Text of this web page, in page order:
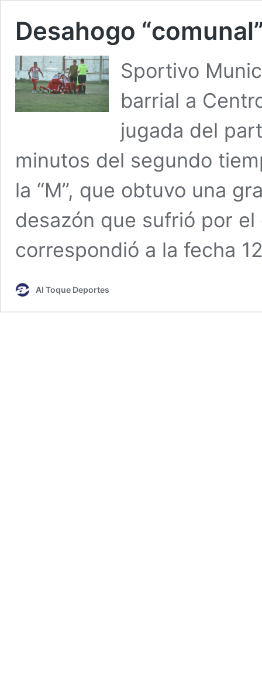
Desahogo
Sportivo
barrial a
jugada del
minutos del segundo
la “M”, que obtuvo una
desazón que sufrió por
correspondió a la fecha
Al Toque Deportes